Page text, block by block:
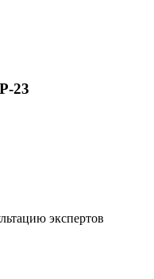
23
экспертов